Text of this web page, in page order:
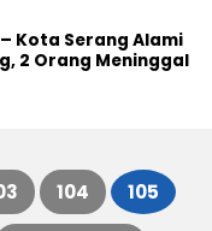
Kota Serang Alami
2 Orang Meninggal
104 105